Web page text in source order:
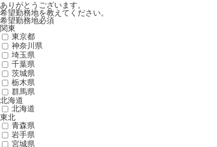
ありがとうございます。
希望勤務地を教えてください。
希望勤務地必須
関東
東京都
神奈川県
埼玉県
千葉県
茨城県
栃木県
群馬県
北海道
北海道
東北
青森県
岩手県
宮城県